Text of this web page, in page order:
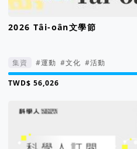
2026 Tâi-oân文學節
集資 #運動 #文化 #活動
集資進度 113%